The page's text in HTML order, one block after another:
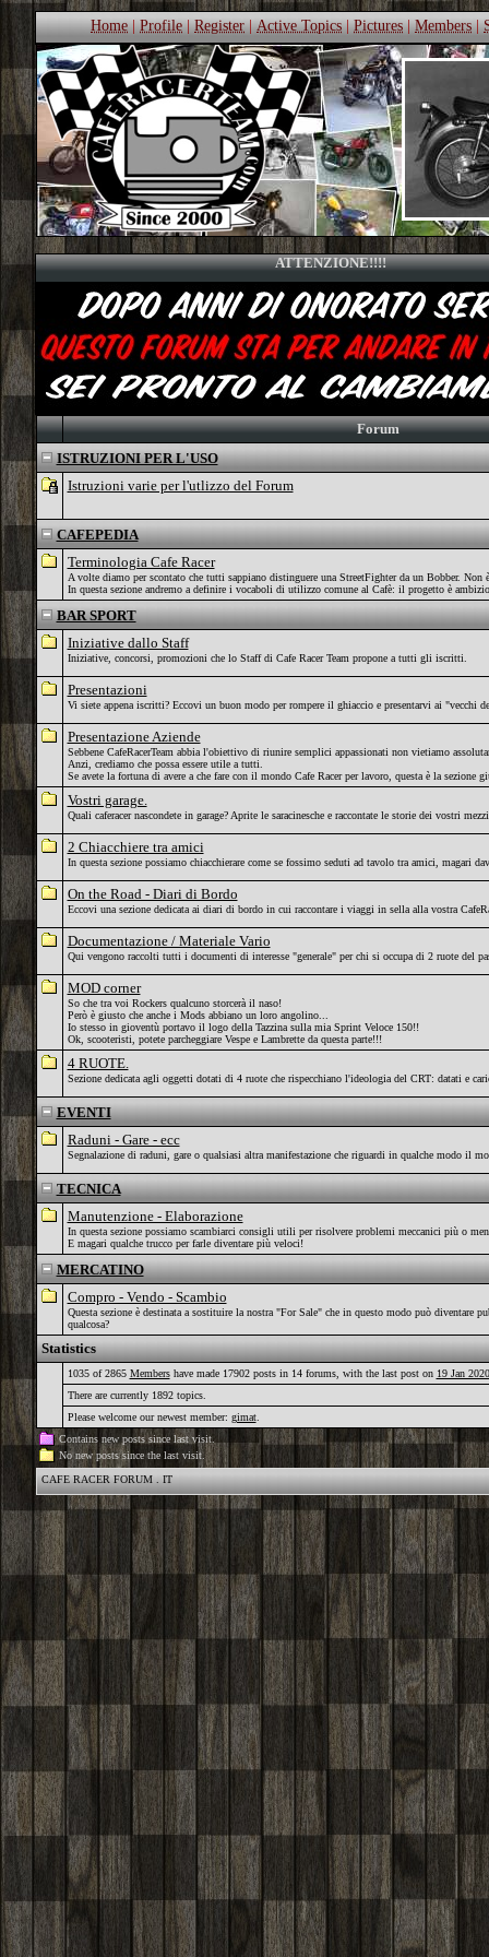
Home|Profile|Register|Active Topics|Pictures|Members|
ATTENZIONE!!!!
Forum
ISTRUZIONI PER L'USO
Istruzioni varie per l'utlizzo del Forum
CAFEPEDIA
Terminologia Cafe Racer
A volte diamo per scontato che tutti sappiano distinguere una StreetFighter da un Bobber. Non
In questa sezione andremo a definire i vocaboli di utilizzo comune al Cafè: il progetto è
BAR SPORT
Iniziative dallo Staff
Iniziative, concorsi, promozioni che lo Staff di Cafe Racer Team propone a tutti gli iscritti.
Presentazioni
Vi siete appena iscritti? Eccovi un buon modo per rompere il ghiaccio e presentarvi ai "vecchi
Presentazione Aziende
Sebbene CafeRacerTeam abbia l'obiettivo di riunire semplici appassionati non vietiamo
Anzi, crediamo che possa essere utile a tutti.
Se avete la fortuna di avere a che fare con il mondo Cafe Racer per lavoro, questa è la sezione
Vostri garage.
Quali caferacer nascondete in garage? Aprite le saracinesche e raccontate le storie dei vostri
2 Chiacchiere tra amici
In questa sezione possiamo chiacchierare come se fossimo seduti ad tavolo tra amici, magari
On the Road - Diari di Bordo
Eccovi una sezione dedicata ai diari di bordo in cui raccontare i viaggi in sella alla vostra
Documentazione / Materiale Vario
Qui vengono raccolti tutti i documenti di interesse "generale" per chi si occupa di 2 ruote del
MOD corner
So che tra voi Rockers qualcuno storcerà il naso!
Però è giusto che anche i Mods abbiano un loro angolino...
Io stesso in gioventù portavo il logo della Tazzina sulla mia Sprint Veloce 150!!
Ok, scooteristi, potete parcheggiare Vespe e Lambrette da questa parte!!!
4 RUOTE.
Sezione dedicata agli oggetti dotati di 4 ruote che rispecchiano l'ideologia del CRT: datati e
EVENTI
Raduni - Gare - ecc
Segnalazione di raduni, gare o qualsiasi altra manifestazione che riguardi in qualche modo il
TECNICA
Manutenzione - Elaborazione
In questa sezione possiamo scambiarci consigli utili per risolvere problemi meccanici più o
E magari qualche trucco per farle diventare più veloci!
MERCATINO
Compro - Vendo - Scambio
Questa sezione è destinata a sostituire la nostra "For Sale" che in questo modo può diventare
qualcosa?
Statistics
1035 of 2865 Membershave made 17902 posts in 14 forums, with the last post on 19 Jan
There are currently 1892 topics.
Please welcome our newest member: gimat.
Contains new posts since last visit.
No new posts since the last visit.
CAFE RACER FORUM . IT